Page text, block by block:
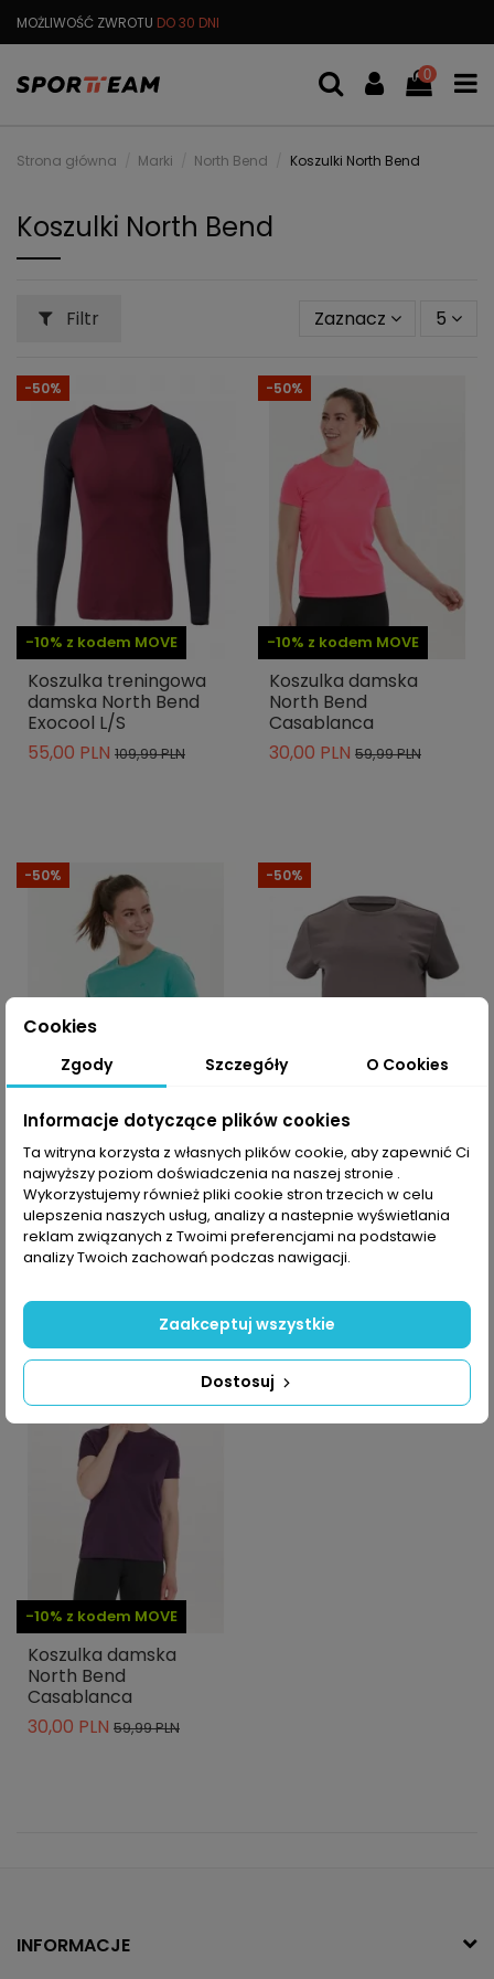
MOŻLIWOŚĆ ZWROTU DO 30 DNI
0
Strona główna Marki North Bend Koszulki North Bend
Koszulki North Bend
Filtr Zaznacz 5
-10% z kodem MOVE
-50%
Koszulka treningowa
damska North Bend
Exocool L/S
55,00 PLN 109,99 PLN
-10% z kodem MOVE
-50%
Koszulka damska
North Bend
Casablanca
30,00 PLN 59,99 PLN
-10% z kodem MOVE
-50%
Koszulka damska
North Bend
Casablanca
30,00 PLN 59,99 PLN
-10% z kodem MOVE
-50%
Koszulka damska
North Bend
Casablanca
30,00 PLN 59,99 PLN
-10% z kodem MOVE
-50%
Koszulka damska
North Bend
Casablanca
30,00 PLN 59,99 PLN
INFORMACJE
Cookies
Zgody Szczegóły O Cookies
Informacje dotyczące plików cookies
Ta witryna korzysta z własnych plików cookie, aby zapewnić Ci
najwyższy poziom doświadczenia na naszej stronie .
Wykorzystujemy również pliki cookie stron trzecich w celu
ulepszenia naszych usług, analizy a nastepnie wyświetlania
reklam związanych z Twoimi preferencjami na podstawie
analizy Twoich zachowań podczas nawigacji.
Dostosuj
Zaakceptuj wszystkie